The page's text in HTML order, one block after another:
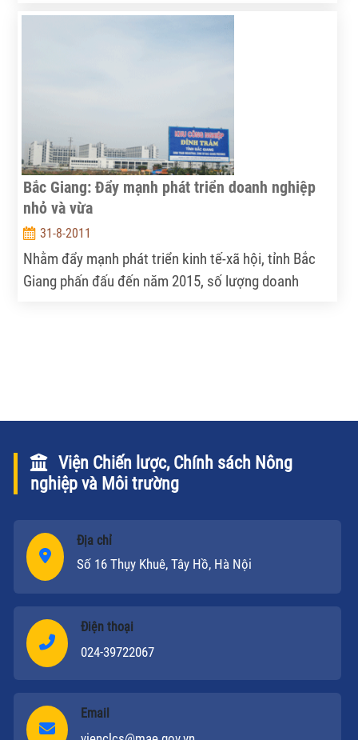
Bắc Giang: Đẩy mạnh phát triển doanh nghiệp
nhỏ và vừa
31-8-2011
Nhằm đẩy mạnh phát triển kinh tế-xã hội, tỉnh Bắc
Giang phấn đấu đến năm 2015, số lượng doanh
Viện Chiến lược, Chính sách Nông
nghiệp và Môi trường
Địa chỉ
Số 16 Thụy Khuê, Tây Hồ, Hà Nội
Điện thoại
024-39722067
Email